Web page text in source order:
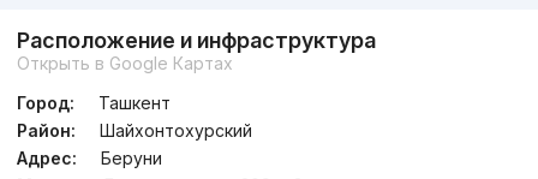
Расположение и инфраструктура
Открыть в Google Картах
Город:
Ташкент
Район:
Шайхонтохурский
Адрес:
Беруни